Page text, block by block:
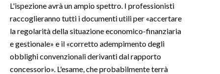
SARDI NEL MONDO
EVENTI
L'ispezione avrà un ampio spettro. I professionisti
raccoglieranno tutti i documenti utili per «accertare
la regolarità della situazione economico-finanziaria
e gestionale» e il «corretto adempimento degli
obblighi convenzionali derivanti dal rapporto
concessorio». L'esame, che probabilmente terrà